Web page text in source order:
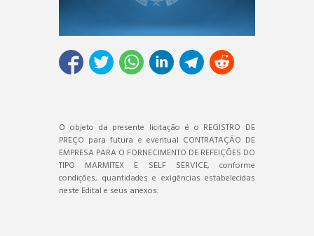
O objeto da presente licitação é o REGISTRO DE
PREÇO para futura e eventual CONTRATAÇÃO DE
EMPRESA PARA O FORNECIMENTO DE REFEIÇÕES DO
TIPO MARMITEX E SELF SERVICE, conforme
condições, quantidades e exigências estabelecidas
neste Edital e seus anexos.